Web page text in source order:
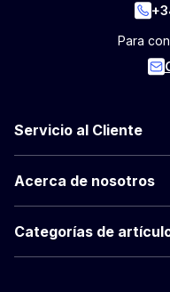
Para
Servicio al Cliente
Acerca de nosotros
Categorías de